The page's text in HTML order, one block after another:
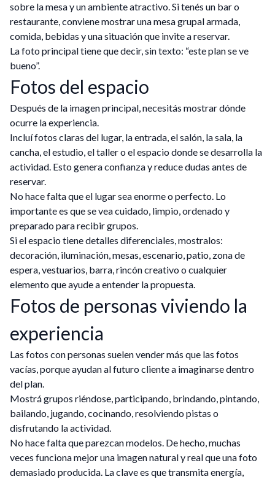
sobre la mesa y un ambiente atractivo. Si tenés un bar o
restaurante, conviene mostrar una mesa grupal armada,
comida, bebidas y una situación que invite a reservar.
La foto principal tiene que decir, sin texto: “este plan se ve
bueno”.
Fotos del espacio
Después de la imagen principal, necesitás mostrar dónde
ocurre la experiencia.
Incluí fotos claras del lugar, la entrada, el salón, la sala, la
cancha, el estudio, el taller o el espacio donde se desarrolla la
actividad. Esto genera confianza y reduce dudas antes de
reservar.
No hace falta que el lugar sea enorme o perfecto. Lo
importante es que se vea cuidado, limpio, ordenado y
preparado para recibir grupos.
Si el espacio tiene detalles diferenciales, mostralos:
decoración, iluminación, mesas, escenario, patio, zona de
espera, vestuarios, barra, rincón creativo o cualquier
elemento que ayude a entender la propuesta.
Fotos de personas viviendo la
experiencia
Las fotos con personas suelen vender más que las fotos
vacías, porque ayudan al futuro cliente a imaginarse dentro
del plan.
Mostrá grupos riéndose, participando, brindando, pintando,
bailando, jugando, cocinando, resolviendo pistas o
disfrutando la actividad.
No hace falta que parezcan modelos. De hecho, muchas
veces funciona mejor una imagen natural y real que una foto
demasiado producida. La clave es que transmita energía,